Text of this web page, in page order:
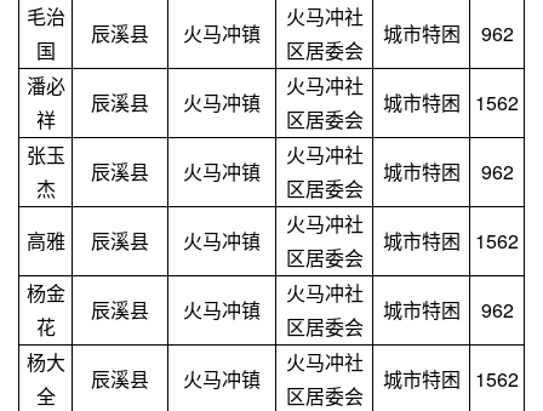
毛治
国
辰溪县 火马冲镇
火马冲社
区居委会
城市特困
962
潘必
祥
辰溪县 火马冲镇
火马冲社
区居委会
城市特困
1562
张玉
杰
辰溪县 火马冲镇
火马冲社
区居委会
城市特困 962
高雅 辰溪县 火马冲镇
火马冲社
区居委会
城市特困
1562
杨金
花
辰溪县 火马冲镇
火马冲社
区居委会
城市特困
962
杨大
全
辰溪县 火马冲镇
火马冲社
区居委会
城市特困
1562